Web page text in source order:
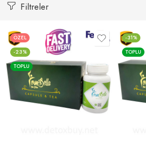
Filtreler
ÖZEL
-23%
TOPLU
-31%
TOPLU